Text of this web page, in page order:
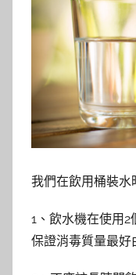
我們在飲用桶裝水
1、飲水機在使用
保證消毒質量最好